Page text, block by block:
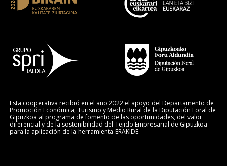
Esta cooperativa recibió en el año 2022 el apoyo del Departamento de
Promoción Económica, Turismo y Medio Rural de la Diputación Foral de
Gipuzkoa al programa de fomento de las oportunidades, del valor
diferencial y de la sostenibilidad del Tejido Empresarial de Gipuzkoa
para la aplicación de la herramienta ERAKIDE.